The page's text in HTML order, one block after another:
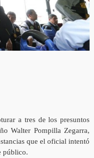
a tres de los presuntos
Walter Pompilla Zegarra,
que el oficial intentó
público.